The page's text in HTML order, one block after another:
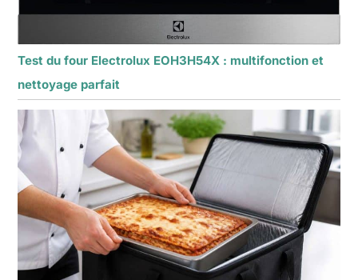
Test du four Electrolux EOH3H54X : multifonction et
nettoyage parfait